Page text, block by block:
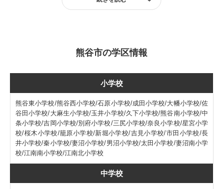
熊谷市の学区情報
小学校
熊谷東小学校/熊谷西小学校/石原小学校/成田小学校/大幡小学校/佐
谷田小学校/大麻生小学校/玉井小学校/久下小学校/熊谷南小学校/中
条小学校/吉岡小学校/別府小学校/三尻小学校/奈良小学校/星宮小学
校/桜木小学校/籠原小学校/新堀小学校/吉見小学校/市田小学校/長
井小学校/秦小学校/妻沼小学校/男沼小学校/太田小学校/妻沼南小学
校/江南南小学校/江南北小学校
中学校